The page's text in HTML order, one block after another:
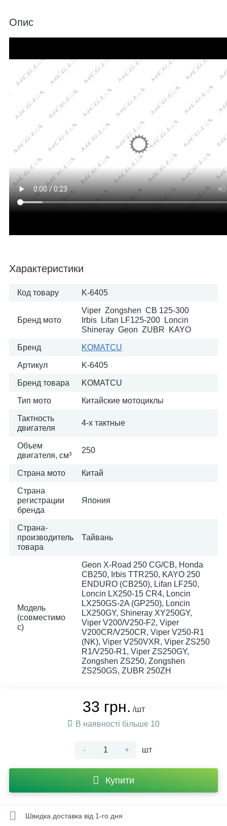
Опис
Характеристики
Код товару K-6405
Бренд мото
Viper Zongshen CB 125-300
Irbis Lifan LF125-200 Loncin
Shineray Geon ZUBR KAYO
Бренд KOMATСU
Артикул K-6405
Бренд товара KOMATСU
Тип мото Китайские мотоциклы
Тактность
двигателя
4-х тактные
Объем
двигателя, см³
250
Страна мото Китай
Страна
регистрации
бренда
Япония
Страна-
производитель
товара
Тайвань
Модель
(совместимо
с)
Geon X-Road 250 CG/CB, Honda
CB250, Irbis TTR250, KAYO 250
ENDURO (CB250), Lifan LF250,
Loncin LX250-15 CR4, Loncin
LX250GS-2A (GP250), Loncin
LX250GY, Shineray XY250GY,
Viper V200/V250-F2, Viper
V200CR/V250CR, Viper V250-R1
(NK), Viper V250VXR, Viper ZS250
R1/V250-R1, Viper ZS250GY,
Zongshen ZS250, Zongshen
ZS250GS, ZUBR 250ZH
33 грн. /шт
В наявності більше 10
- + шт
Купити
Швидка доставка від 1-го дня